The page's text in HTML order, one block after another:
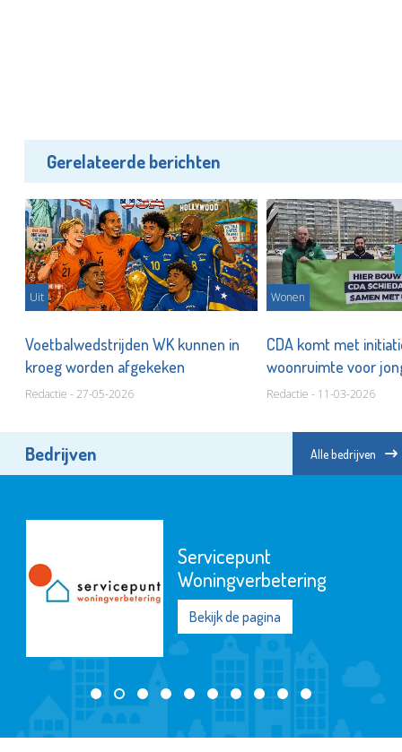
Gerelateerde berichten
Uit
Voetbalwedstrijden WK kunnen in
kroeg worden afgekeken
Redactie - 27-05-2026
Wonen
CDA komt met
woonruimte voor
Redactie - 11-03-2026
Bedrijven Alle bedrijven
Servicepunt
Woningverbetering
Bekijk de pagina